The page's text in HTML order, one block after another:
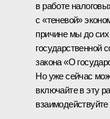
в работе
с «теневой»
причине мы до
государственной
закона «О
Но уже сейчас
включайте в эту